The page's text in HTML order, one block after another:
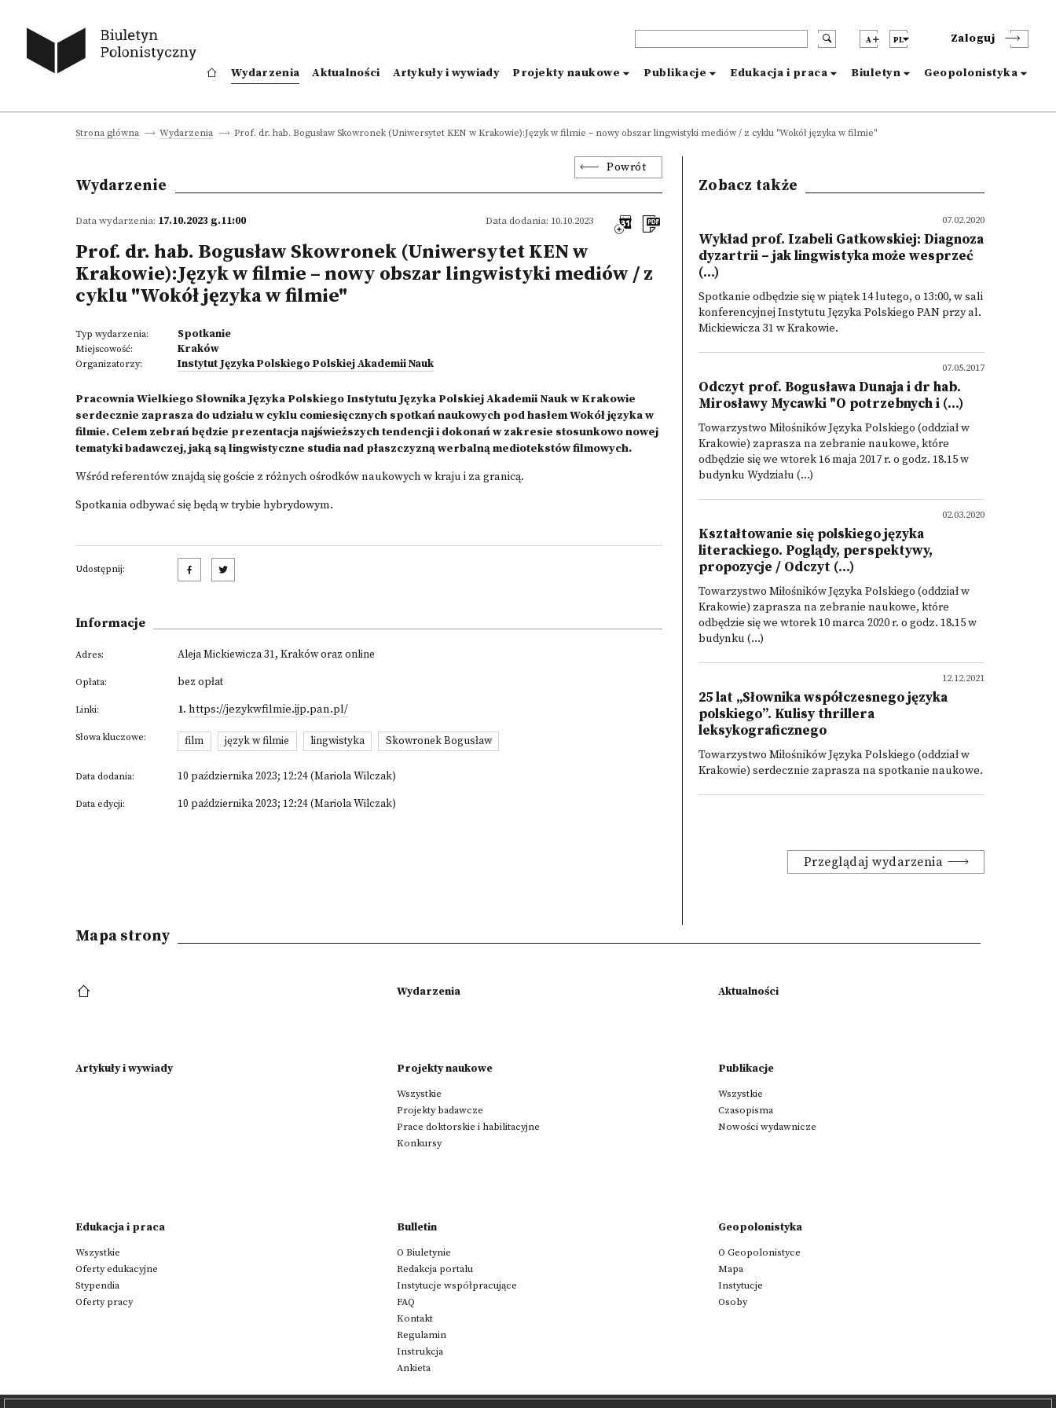
A PL Zaloguj
Wydarzenia Aktualności Artykuły i wywiady Projekty naukowe Publikacje Edukacja i praca Biuletyn Geopolonistyka
Strona główna Wydarzenia Prof. dr. hab. Bogusław Skowronek (Uniwersytet KEN w Krakowie):Język w filmie – nowy obszar lingwistyki mediów / z cyklu "Wokół języka w filmie"
Powrót
Wydarzenie
Data wydarzenia: 17.10.2023 g.11:00 Data dodania: 10.10.2023
Prof. dr. hab. Bogusław Skowronek (Uniwersytet KEN w
Krakowie):Język w filmie – nowy obszar lingwistyki mediów / z
cyklu "Wokół języka w filmie"
Typ wydarzenia: Spotkanie
Miejscowość: Kraków
Organizatorzy: Instytut Języka Polskiego Polskiej Akademii Nauk
Pracownia Wielkiego Słownika Języka Polskiego Instytutu Języka Polskiej Akademii Nauk w Krakowie
serdecznie zaprasza do udziału w cyklu comiesięcznych spotkań naukowych pod hasłem Wokół języka w
filmie. Celem zebrań będzie prezentacja najświeższych tendencji i dokonań w zakresie stosunkowo nowej
tematyki badawczej, jaką są lingwistyczne studia nad płaszczyzną werbalną mediotekstów filmowych.
Wśród referentów znajdą się goście z różnych ośrodków naukowych w kraju i za granicą.
Spotkania odbywać się będą w trybie hybrydowym.
Udostępnij:
Informacje
Adres: Aleja Mickiewicza 31, Kraków oraz online
Opłata: bez opłat
Linki: 1. https://jezykwfilmie.ijp.pan.pl/
Słowa kluczowe: film język w filmie lingwistyka Skowronek Bogusław
Data dodania: 10 października 2023; 12:24 (Mariola Wilczak)
Data edycji: 10 października 2023; 12:24 (Mariola Wilczak)
Zobacz także
07.02.2020
Wykład prof. Izabeli Gatkowskiej: Diagnoza
dyzartrii – jak lingwistyka może wesprzeć
(...)
Spotkanie odbędzie się w piątek 14 lutego, o 13:00, w sali
konferencyjnej Instytutu Języka Polskiego PAN przy al.
Mickiewicza 31 w Krakowie.
07.05.2017
Odczyt prof. Bogusława Dunaja i dr hab.
Mirosławy Mycawki "O potrzebnych i (...)
Towarzystwo Miłośników Języka Polskiego (oddział w
Krakowie) zaprasza na zebranie naukowe, które
odbędzie się we wtorek 16 maja 2017 r. o godz. 18.15 w
budynku Wydziału (...)
02.03.2020
Kształtowanie się polskiego języka
literackiego. Poglądy, perspektywy,
propozycje / Odczyt (...)
Towarzystwo Miłośników Języka Polskiego (oddział w
Krakowie) zaprasza na zebranie naukowe, które
odbędzie się we wtorek 10 marca 2020 r. o godz. 18.15 w
budynku (...)
12.12.2021
25 lat „Słownika współczesnego języka
polskiego”. Kulisy thrillera
leksykograficznego
Towarzystwo Miłośników Języka Polskiego (oddział w
Krakowie) serdecznie zaprasza na spotkanie naukowe.
Przeglądaj wydarzenia
Mapa strony
Wydarzenia Aktualności
Artykuły i wywiady Projekty naukowe
Wszystkie
Projekty badawcze
Prace doktorskie i habilitacyjne
Konkursy
Publikacje
Wszystkie
Czasopisma
Nowości wydawnicze
Edukacja i praca
Wszystkie
Oferty edukacyjne
Stypendia
Oferty pracy
Bulletin
O Biuletynie
Redakcja portalu
Instytucje współpracujące
FAQ
Kontakt
Regulamin
Instrukcja
Ankieta
Geopolonistyka
O Geopolonistyce
Mapa
Instytucje
Osoby